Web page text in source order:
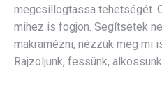
megcsillogtassa tehetségét.
mihez is fogjon. Segítsetek
makramézni, nézzük meg mi
Rajzoljunk, fessünk,